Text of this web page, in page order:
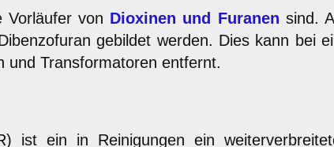
Vorläufer von Dioxinen und Furanen sind.
gebildet werden. Dies kann bei
und Transformatoren entfernt.
ist ein in Reinigungen ein